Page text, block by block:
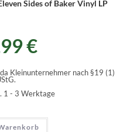
Sides of Baker Vinyl LP
€
Kleinunternehmer nach §19 (1)
1 - 3 Werktage